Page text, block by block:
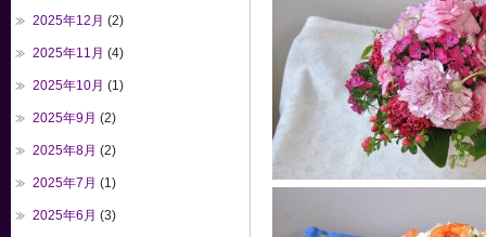
2025年12月 (2)
2025年11月 (4)
2025年10月 (1)
2025年9月 (2)
2025年8月 (2)
2025年7月 (1)
2025年6月 (3)